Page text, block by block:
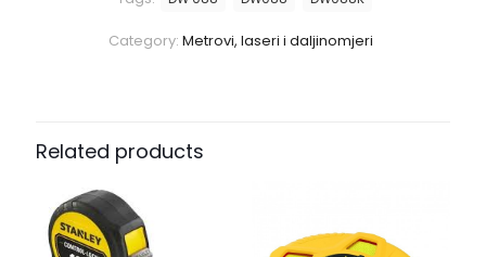
Category: Metrovi, laseri i daljinomjeri
Related products